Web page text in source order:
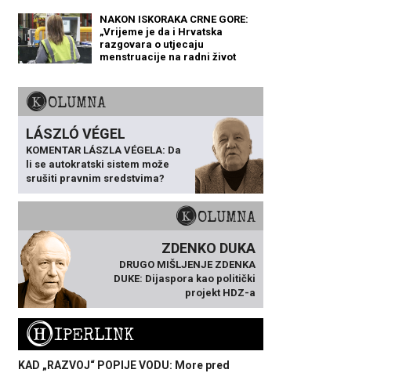
NAKON ISKORAKA CRNE GORE:
„Vrijeme je da i Hrvatska
razgovara o utjecaju
menstruacije na radni život
KOLUMNA
LÁSZLÓ VÉGEL
KOMENTAR LÁSZLA VÉGELA: Da
li se autokratski sistem može
srušiti pravnim sredstvima?
KOLUMNA
ZDENKO DUKA
DRUGO MIŠLJENJE ZDENKA
DUKE: Dijaspora kao politički
projekt HDZ-a
HIPERLINK
KAD „RAZVOJ“ POPIJE VODU: More pred